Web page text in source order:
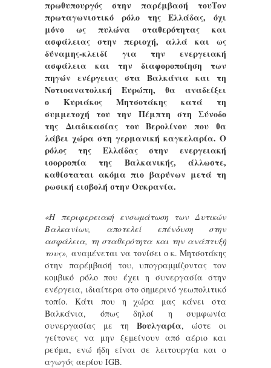
πρωθυπουργός στην παρέμβασή τουΤον
πρωταγωνιστικό ρόλο της Ελλάδας, όχι
μόνο ως πυλώνα σταθερότητας και
ασφάλειας στην περιοχή, αλλά και ως
δύναμης-κλειδί για την ενεργειακή
ασφάλεια και την διαφοροποίηση των
πηγών ενέργειας στα Βαλκάνια και τη
Νοτιοανατολική Ευρώπη, θα αναδείξει
ο Κυριάκος Μητσοτάκηςκατά τη
συμμετοχή του την Πέμπτη στη Σύνοδο
της Διαδικασίας του Βερολίνου που θα
λάβει χώρα στη γερμανική καγκελαρία. Ο
ρόλος της Ελλάδας στην ενεργειακή
ισορροπία της Βαλκανικής, άλλωστε,
καθίσταται ακόμα πιο βαρύνων μετά τη
ρωσική εισβολή στην Ουκρανία.
«Η περιφερειακή ενσωμάτωση των Δυτικών
Βαλκανίων, αποτελεί επένδυση στην
ασφάλεια, τη σταθερότητα και την ανάπτυξή
τους», αναμένεται να τονίσει ο κ. Μητσοτάκης
στην παρέμβασή του, υπογραμμίζοντας τον
κομβικό ρόλο που έχει η συνεργασία στην
ενέργεια, ιδιαίτερα στο σημερινό γεωπολιτικό
τοπίο. Κάτι που η χώρα μας κάνει στα
Βαλκάνια, όπως δηλοί η συμφωνία
συνεργασίας με τηΒουλγαρία, ώστε οι
γείτονες να μην ξεμείνουν από αέριο και
ρεύμα, ενώ ήδη είναι σε λειτουργία και ο
αγωγός αερίου IGB.